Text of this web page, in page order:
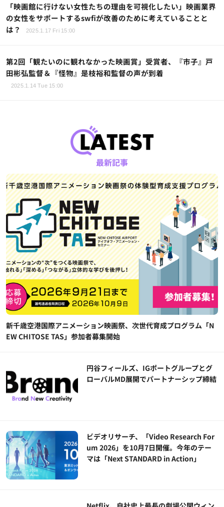
「映画館に行けない女性たちの理由を可視化したい」映画業界
の女性をサポートするswfiが改善のために考えていることと
は？
2025.1.17 Fri 15:00
第2回「観たいのに観れなかった映画賞」受賞者、『市子』戸
田彬弘監督＆『怪物』是枝裕和監督の声が到着
2025.1.14 Tue 15:00
最新記事
新千歳空港国際アニメーション映画祭、次世代育成プログラム「N
EW CHITOSE TAS」参加者募集開始
円谷フィールズ、IGポートグループとグ
ローバルMD展開でパートナーシップ締結
ビデオリサーチ、「Video Research For
um 2026」を10月7日開催。今年のテー
マは「Next STANDARD in Action」